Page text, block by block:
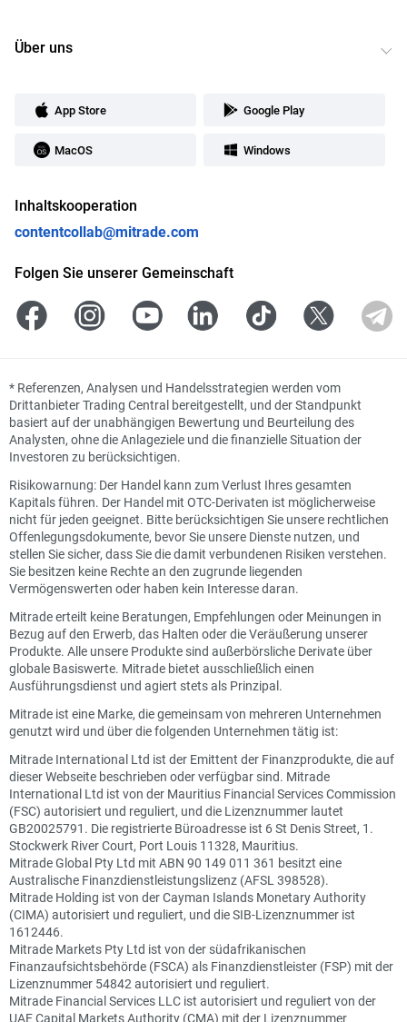
Über uns
App Store Google Play
MacOS Windows
Inhaltskooperation
contentcollab@mitrade.com
Folgen Sie unserer Gemeinschaft
* Referenzen, Analysen und Handelsstrategien werden vom
Drittanbieter Trading Central bereitgestellt, und der Standpunkt
basiert auf der unabhängigen Bewertung und Beurteilung des
Analysten, ohne die Anlageziele und die finanzielle Situation der
Investoren zu berücksichtigen.
Risikowarnung: Der Handel kann zum Verlust Ihres gesamten
Kapitals führen. Der Handel mit OTC-Derivaten ist möglicherweise
nicht für jeden geeignet. Bitte berücksichtigen Sie unsere rechtlichen
Offenlegungsdokumente, bevor Sie unsere Dienste nutzen, und
stellen Sie sicher, dass Sie die damit verbundenen Risiken verstehen.
Sie besitzen keine Rechte an den zugrunde liegenden
Vermögenswerten oder haben kein Interesse daran.
Mitrade erteilt keine Beratungen, Empfehlungen oder Meinungen in
Bezug auf den Erwerb, das Halten oder die Veräußerung unserer
Produkte. Alle unsere Produkte sind außerbörsliche Derivate über
globale Basiswerte. Mitrade bietet ausschließlich einen
Ausführungsdienst und agiert stets als Prinzipal.
Mitrade ist eine Marke, die gemeinsam von mehreren Unternehmen
genutzt wird und über die folgenden Unternehmen tätig ist:
Mitrade International Ltd ist der Emittent der Finanzprodukte, die auf
dieser Webseite beschrieben oder verfügbar sind. Mitrade
International Ltd ist von der Mauritius Financial Services Commission
(FSC) autorisiert und reguliert, und die Lizenznummer lautet
GB20025791. Die registrierte Büroadresse ist 6 St Denis Street, 1.
Stockwerk River Court, Port Louis 11328, Mauritius.
Mitrade Global Pty Ltd mit ABN 90 149 011 361 besitzt eine
Australische Finanzdienstleistungslizenz (AFSL 398528).
Mitrade Holding ist von der Cayman Islands Monetary Authority
(CIMA) autorisiert und reguliert, und die SIB-Lizenznummer ist
1612446.
Mitrade Markets Pty Ltd ist von der südafrikanischen
Finanzaufsichtsbehörde (FSCA) als Finanzdienstleister (FSP) mit der
Lizenznummer 54842 autorisiert und reguliert.
Mitrade Financial Services LLC ist autorisiert und reguliert von der
UAE Capital Markets Authority (CMA) mit der Lizenznummer